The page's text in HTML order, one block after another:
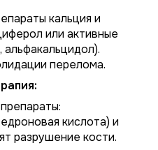
кальция и
или активные
перелома.
кислота) и
разрушение кости.